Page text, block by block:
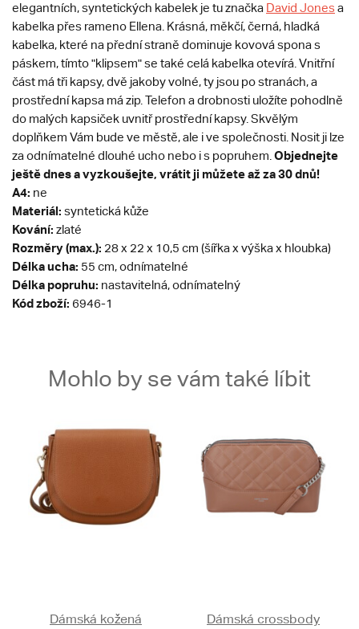
elegantních, syntetických kabelek je tu značka David Jones a
kabelka přes rameno Ellena. Krásná, měkčí, černá, hladká
kabelka, které na přední straně dominuje kovová spona s
páskem, tímto "klipsem" se také celá kabelka otevírá. Vnitřní
část má tři kapsy, dvě jakoby volné, ty jsou po stranách, a
prostřední kapsa má zip. Telefon a drobnosti uložíte pohodlně
do malých kapsiček uvnitř prostřední kapsy. Skvělým
doplňkem Vám bude ve městě, ale i ve společnosti. Nosit ji lze
za odnímatelné dlouhé ucho nebo i s popruhem. Objednejte
ještě dnes a vyzkoušejte, vrátit ji můžete až za 30 dnů!
A4: ne
Materiál: syntetická kůže
Kování: zlaté
Rozměry (max.): 28 x 22 x 10,5 cm (šířka x výška x hloubka)
Délka ucha: 55 cm, odnímatelné
Délka popruhu: nastavitelná, odnímatelný
Kód zboží: 6946-1
Mohlo by se vám také líbit
Dámská kožená
Dámská crossbody